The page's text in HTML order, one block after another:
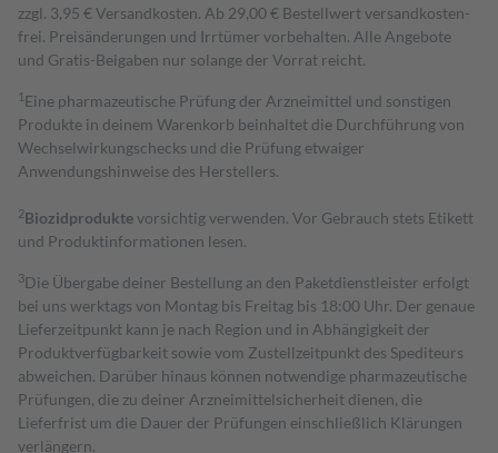
zzgl. 3,95 € Versandkosten. Ab 29,00 € Bestell­wert versand­kosten­
frei. Preisänderungen und Irrtümer vorbehalten. Alle Angebote
und Gratis-Beigaben nur solange der Vorrat reicht.
1 Eine pharmazeutische Prüfung der Arzneimittel und sonstigen
Produkte in deinem Warenkorb beinhaltet die Durchführung von
Wechselwirkungschecks und die Prüfung etwaiger
Anwendungshinweise des Herstellers.
2Biozidproduktevorsichtig verwenden. Vor Gebrauch stets Etikett
und Produktinformationen lesen.
3Die Übergabe deiner Bestellung an den Paketdienstleister erfolgt
bei uns werktags von Montag bis Freitag bis 18:00 Uhr. Der genaue
Lieferzeitpunkt kann je nach Region und in Abhängigkeit der
Produktverfügbarkeit sowie vom Zustellzeitpunkt des Spediteurs
abweichen. Darüber hinaus können notwendige pharmazeutische
Prüfungen, die zu deiner Arzneimittelsicherheit dienen, die
Lieferfrist um die Dauer der Prüfungen einschließlich Klärungen
verlängern.